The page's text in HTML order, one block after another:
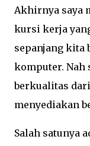
Akhirnya saya
kursi kerja
sepanjang kita
komputer. Nah
berkualitas dari
menyediakan
Salah satunya